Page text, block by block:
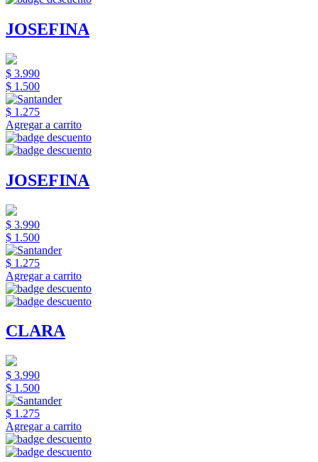
JOSEFINA
$ 3.990
$ 1.500
$ 1.275
Agregar a carrito
JOSEFINA
$ 3.990
$ 1.500
$ 1.275
Agregar a carrito
CLARA
$ 3.990
$ 1.500
$ 1.275
Agregar a carrito